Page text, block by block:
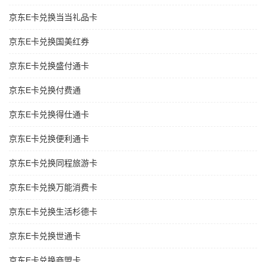
京东E卡兑换当当礼品卡
京东E卡兑换国美红券
京东E卡兑换盛付通卡
京东E卡兑换付费通
京东E卡兑换得仕通卡
京东E卡兑换便利通卡
京东E卡兑换同程旅游卡
京东E卡兑换万能消费卡
京东E卡兑换生活杉德卡
京东E卡兑换世通卡